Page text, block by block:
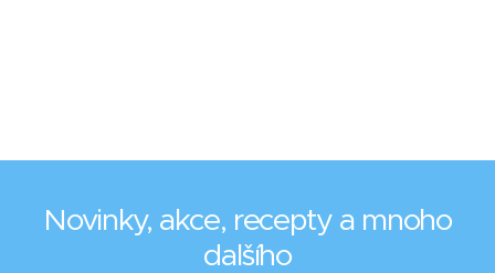
Novinky, akce, recepty a mnoho
dalšího